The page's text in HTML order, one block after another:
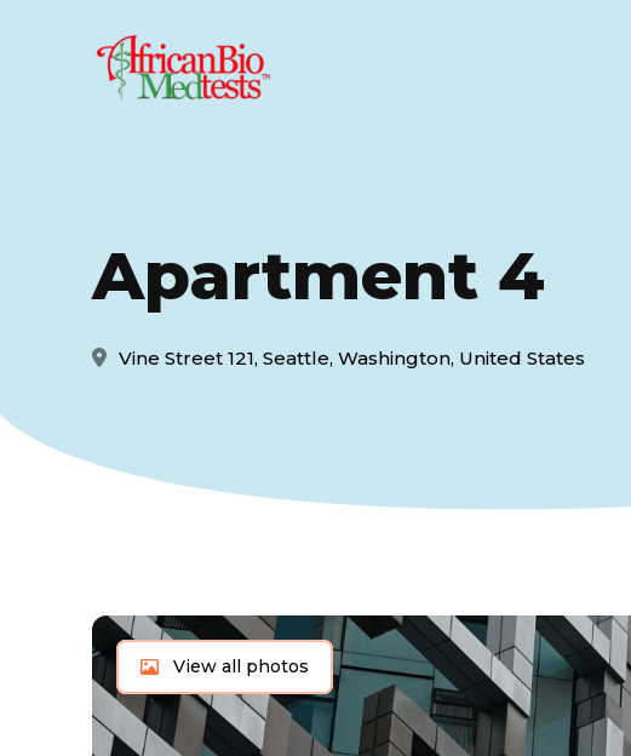
Apartment 4
Vine Street 121, Seattle, Washington, United States
View all photos